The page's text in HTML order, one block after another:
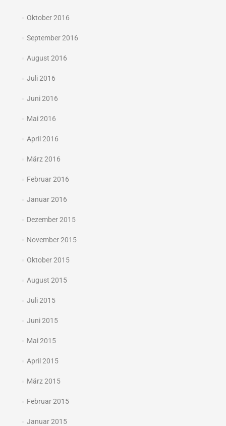
Oktober 2016
September 2016
August 2016
Juli 2016
Juni 2016
Mai 2016
April 2016
März 2016
Februar 2016
Januar 2016
Dezember 2015
November 2015
Oktober 2015
August 2015
Juli 2015
Juni 2015
Mai 2015
April 2015
März 2015
Februar 2015
Januar 2015